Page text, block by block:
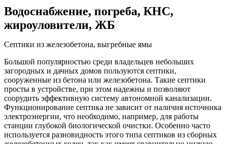
Водоснабжение, погреба, КНС,
жироуловители, ЖБ
Септики из железобетона, выгребные ямы
Большой популярностью среди владельцев небольших
загородных и дачных домов пользуются септики,
сооруженные из бетона или железобетона. Такие септики
просты в устройстве, при этом надежны и позволяют
соорудить эффективную систему автономной канализации.
Функционирование септика не зависит от наличия источника
электроэнергии, что необходимо, например, для работы
станции глубокой биологической очистки. Особенно часто
используется разновидность этого типа септиков из сборных